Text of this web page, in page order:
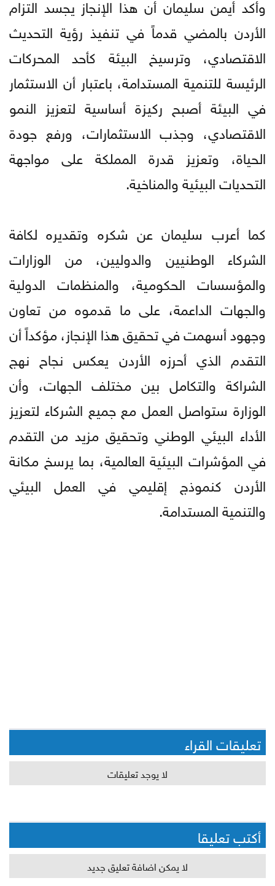
وأكد أيمن سليمان أن هذا الإنجاز يجسد التزام
الأردن بالمضي قدماً في تنفيذ رؤية التحديث
الاقتصادي، وترسيخ البيئة كأحد المحركات
الرئيسة للتنمية المستدامة، باعتبار أن الاستثمار
في البيئة أصبح ركيزة أساسية لتعزيز النمو
الاقتصادي، وجذب الاستثمارات، ورفع جودة
الحياة، وتعزيز قدرة المملكة على مواجهة
التحديات البيئية والمناخية.
كما أعرب سليمان عن شكره وتقديره لكافة
الشركاء الوطنيين والدوليين، من الوزارات
والمؤسسات الحكومية، والمنظمات الدولية
والجهات الداعمة، على ما قدموه من تعاون
وجهود أسهمت في تحقيق هذا الإنجاز، مؤكداً أن
التقدم الذي أحرزه الأردن يعكس نجاح نهج
الشراكة والتكامل بين مختلف الجهات، وأن
الوزارة ستواصل العمل مع جميع الشركاء لتعزيز
الأداء البيئي الوطني وتحقيق مزيد من التقدم
في المؤشرات البيئية العالمية، بما يرسخ مكانة
الأردن كنموذج إقليمي في العمل البيئي
والتنمية المستدامة.
تعليقات القراء
لا يوجد تعليقات
أكتب تعليقا
لا يمكن اضافة تعليق جديد